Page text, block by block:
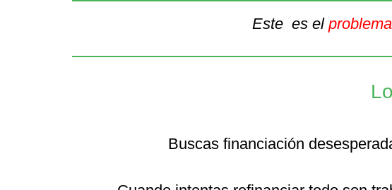
Este es el problema
Buscas financiación